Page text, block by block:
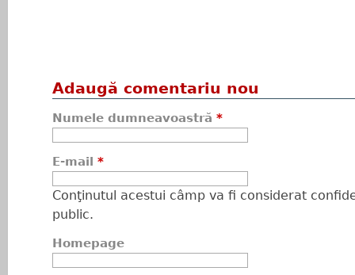
Adaugă comentariu nou
Numele dumneavoastră *
E-mail *
Conţinutul acestui câmp va fi considerat
public.
Homepage